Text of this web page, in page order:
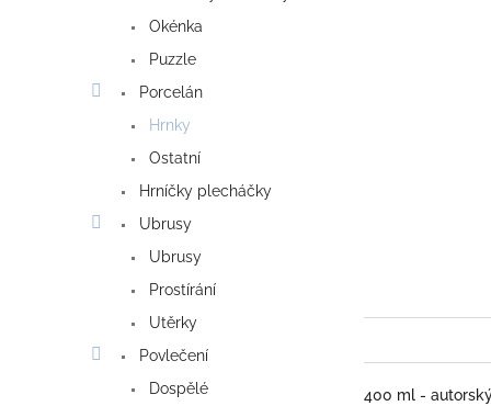
Okénka
Puzzle
Porcelán
Hrnky
Ostatní
Hrníčky plecháčky
Ubrusy
Ubrusy
Prostírání
Utěrky
Povlečení
Dospělé
400 ml -